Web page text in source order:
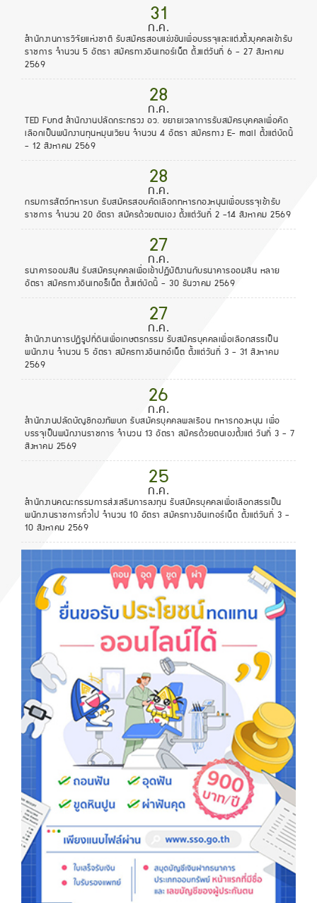
31
ก.ค.
สำนักงานการวิจัยแห่งชาติ รับสมัครสอบแข่งขันเพื่อบรรจุและแต่งตั้งบุคคลเข้ารับ
ราชการ จำนวน 5 อัตรา สมัครทางอินเทอร์เน็ต ตั้งแต่วันที่ 6 - 27 สิงหาคม
2569
28
ก.ค.
TED Fund สำนักงานปลัดกระทรวง อว. ขยายเวลาการรับสมัครบุคคลเพื่อคัด
เลือกเป็นพนักงานทุนหมุนเวียน จำนวน 4 อัตรา สมัครทาง E- mail ตั้งแต่บัดนี้
- 12 สิงหาคม 2569
28
ก.ค.
กรมการสัตว์ทหารบก รับสมัครสอบคัดเลือกทหารกองหนุนเพื่อบรรจุเข้ารับ
ราชการ จำนวน 20 อัตรา สมัครด้วยตนเอง ตั้งแต่วันที่ 2 -14 สิงหาคม 2569
27
ก.ค.
ธนาคารออมสิน รับสมัครบุคคลเพื่อเข้าปฏิบัติงานกับธนาคารออมสิน หลาย
อัตรา สมัครทางอินเทอร็เน็ต ตั้งแต่บัดนี้ - 30 ธันวาคม 2569
27
ก.ค.
สำนักงานการปฏิรูปที่ดินเพื่อเกษตรกรรม รับสมัครบุคคลเพื่อเลือกสรรเป็น
พนักงาน จำนวน 5 อัตรา สมัครทางอินเทอ์เน็ต ตั้งแต่วันที่ 3 - 31 สิงหาคม
2569
26
ก.ค.
สำนักงานปลัดบัญชีกองทัพบก รับสมัครบุคคลพลเรือน ทหารกองหนุน เพื่อ
บรรจุเป็นพนักงานราชการ จำนวน 13 อัตรา สมัครด้วยตนเองตั้งแต่ วันที่ 3 - 7
สิงหาคม 2569
25
ก.ค.
สำนักงานคณะกรรมการส่งเสริมการลงทุน รับสมัครบุคคลเพื่อเลือกสรรเป็น
พนักงานราชการทั่วไป จำนวน 10 อัตรา สมัครทางอินเทอร์เน็ต ตั้งแต่วันที่ 3 -
10 สิงหาคม 2569